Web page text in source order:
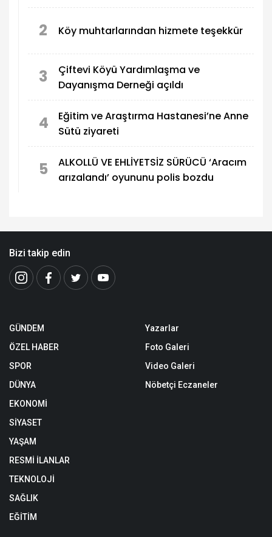
2 Köy muhtarlarından hizmete teşekkür
3
Çiftevi Köyü Yardımlaşma ve
Dayanışma Derneği açıldı
4
Eğitim ve Araştırma Hastanesi’ne Anne
Sütü ziyareti
5
ALKOLLÜ VE EHLİYETSİZ SÜRÜCÜ ‘Aracım
arızalandı’ oyununu polis bozdu
Bizi takip edin
GÜNDEM
ÖZEL HABER
SPOR
DÜNYA
EKONOMİ
SİYASET
YAŞAM
RESMİ İLANLAR
TEKNOLOJİ
SAĞLIK
EĞİTİM
Yazarlar
Foto Galeri
Video Galeri
Nöbetçi Eczaneler